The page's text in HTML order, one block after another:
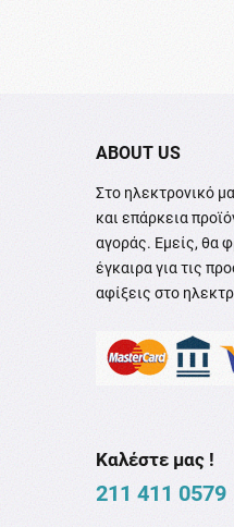
ABOUT US
Στο ηλεκτρονικό
και επάρκεια
αγοράς. Εμείς, θα
έγκαιρα για τις
αφίξεις στο
Καλέστε μας !
211 411 0579